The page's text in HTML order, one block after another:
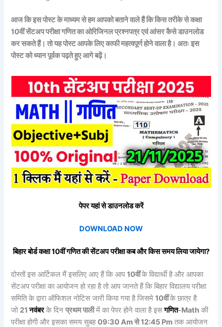
आज कि इस पोस्ट के माध्यम से हम आपको बताने वाले हैं कि किस तरीके से कक्षा
10वीं सेंटअप परीक्षागणितका ओरिजिनल प्रश्नपत्र एवं आंसर कैसे डाउनलोड
कर सकते हैं। तो यह पोस्ट आपके लिए काफी महत्वपूर्ण होने वाला है। अतः इस
पोस्ट को ध्यान पूर्वक पढ़ते हुए आगे बढ़ें।
पेपर यहां से डाउनलोड करें
DOWNLOAD NOW
बिहार बोर्ड कक्षा 10वींगणितकीसेंटअप परीक्षा कब और किस समय लिया जायेगा?
दोस्तों इस आर्टिकल मैं इसलिए आए हैं कि आप10वींके विद्यार्थी है और आपका
सेंटअप परीक्षा का आयोजन हो रहा है तो आप जानते हैं कि बिहार विद्यालय परीक्षा
समिति के द्वारा ऑफिशल नोटिस जारी किया गया है जिसमे10वींके छात्र है
जो 21नवंबरके दिनप्रथम पालीमें का पेपर होने वाला है इसगणित-Math की
परीक्षा होगी और इसका समय सुबह09:30 Am से 12:45 Pm तक आयोजन